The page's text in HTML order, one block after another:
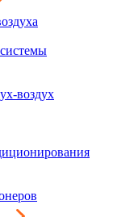
воздух